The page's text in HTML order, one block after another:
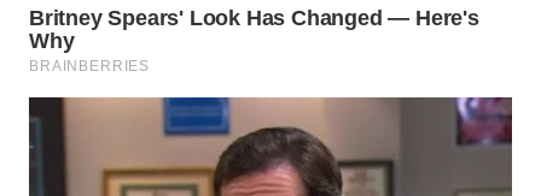
WN
CIREBON